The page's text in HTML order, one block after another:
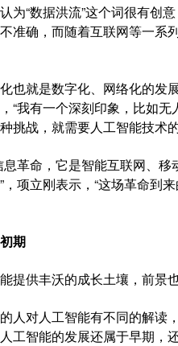
“数据洪流”这个词很有创意
准确，而随着互联网等一系
就是数字化、网络化的发
“我有一个深刻印象，比如
挑战，就需要人工智能技术
命，它是智能互联网、移
项立刚表示，“这场革命到
期
供丰沃的成长土壤，前景
对人工智能有不同的解读
工智能的发展还属于早期，